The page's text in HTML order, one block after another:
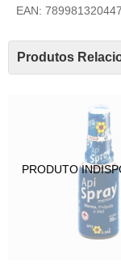
EAN:
Produtos